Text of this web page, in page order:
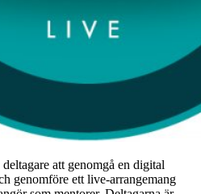
att genomgå en digital
genomföre ett live-arrangemang